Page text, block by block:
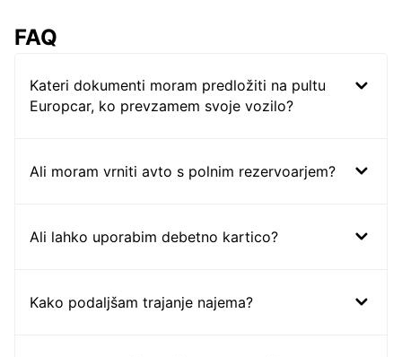
FAQ
Kateri dokumenti moram predložiti na pultu
Europcar, ko prevzamem svoje vozilo?
Ali moram vrniti avto s polnim rezervoarjem?
Ali lahko uporabim debetno kartico?
Kako podaljšam trajanje najema?